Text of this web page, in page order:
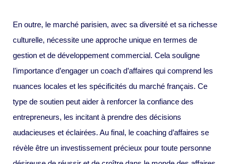
En outre, le marché parisien, avec sa diversité et sa richesse
culturelle, nécessite une approche unique en termes de
gestion et de développement commercial. Cela souligne
l’importance d’engager un coach d’affaires qui comprend les
nuances locales et les spécificités du marché français. Ce
type de soutien peut aider à renforcer la confiance des
entrepreneurs, les incitant à prendre des décisions
audacieuses et éclairées. Au final, le coaching d’affaires se
révèle être un investissement précieux pour toute personne